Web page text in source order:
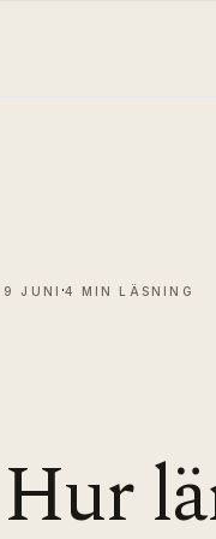
Hur
9 JUNI 4 MIN LÄSNING